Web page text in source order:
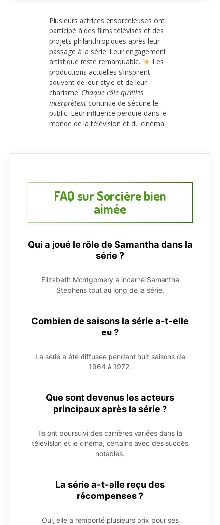
Plusieurs actrices ensorceleuses ont
participé à des films télévisés et des
projets philanthropiques après leur
passage à la série. Leur engagement
artistique reste remarquable.
Les
productions actuelles s’inspirent
souvent de leur style et de leur
charisme. Chaque rôle qu’elles
interprètent continue de séduire le
public. Leur influence perdure dans le
monde de la télévision et du cinéma.
FAQ sur Sorcière bien
aimée
Qui a joué le rôle de Samantha dans la
série ?
Elizabeth Montgomery a incarné Samantha
Stephens tout au long de la série.
Combien de saisons la série a-t-elle
eu ?
La série a été diffusée pendant huit saisons de
1964 à 1972.
Que sont devenus les acteurs
principaux après la série ?
Ils ont poursuivi des carrières variées dans la
télévision et le cinéma, certains avec des succès
notables.
La série a-t-elle reçu des
récompenses ?
Oui, elle a remporté plusieurs prix pour ses